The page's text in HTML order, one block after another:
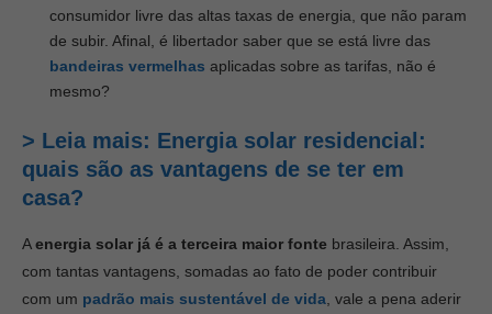
consumidor livre das altas taxas de energia, que não param
de subir. Afinal, é libertador saber que se está livre das
bandeiras vermelhas aplicadas sobre as tarifas, não é
mesmo?
> Leia mais: Energia solar residencial:
quais são as vantagens de se ter em
casa?
Aenergia solar já é a terceira maior fonte brasileira. Assim,
com tantas vantagens, somadas ao fato de poder contribuir
com um padrão mais sustentável de vida , vale a pena aderir